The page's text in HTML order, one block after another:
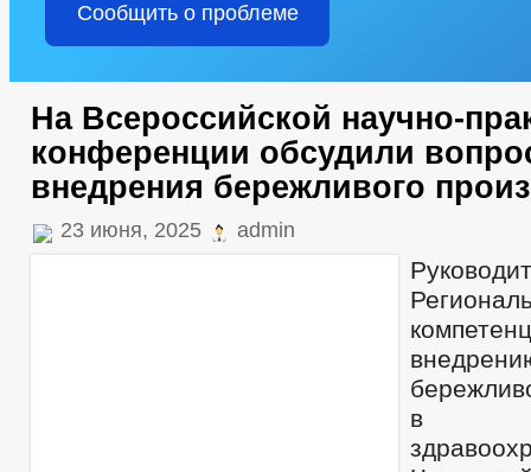
Сообщить о проблеме
На Всероссийской научно-
конференции обсудили
внедрения бережливого
23 июня, 2025 admin
в